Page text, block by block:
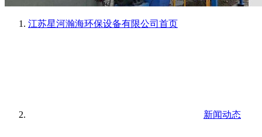
江苏星河瀚海环保设备有限公司 首页
新闻动态